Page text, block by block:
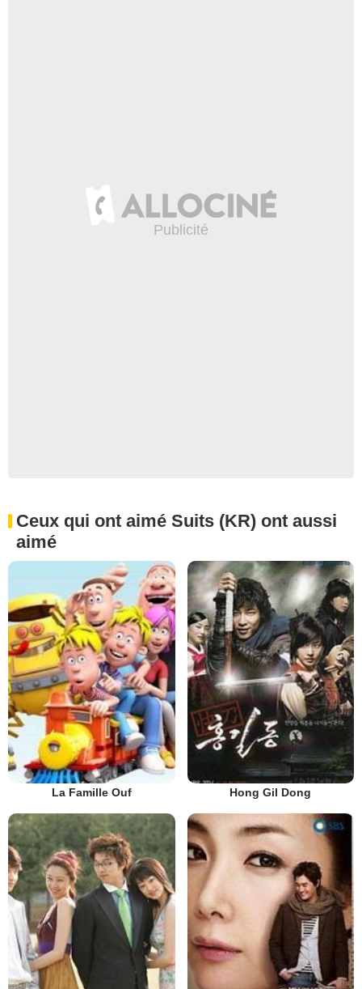
Ceux qui ont aimé Suits (KR) ont aussi
aimé
La Famille Ouf Hong Gil Dong